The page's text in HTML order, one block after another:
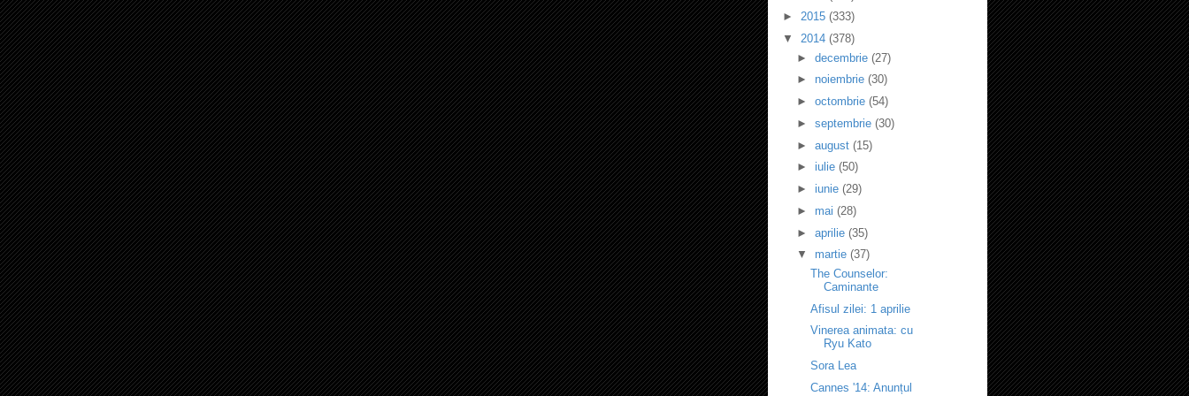
► 2015 (333)
▼ 2014 (378)
► decembrie (27)
► noiembrie (30)
► octombrie (54)
► septembrie (30)
► august (15)
► iulie (50)
► iunie (29)
► mai (28)
► aprilie (35)
▼ martie (37)
The Counselor:
Caminante
Afisul zilei: 1 aprilie
Vinerea animata: cu
Ryu Kato
Sora Lea
Cannes '14: Anunțul